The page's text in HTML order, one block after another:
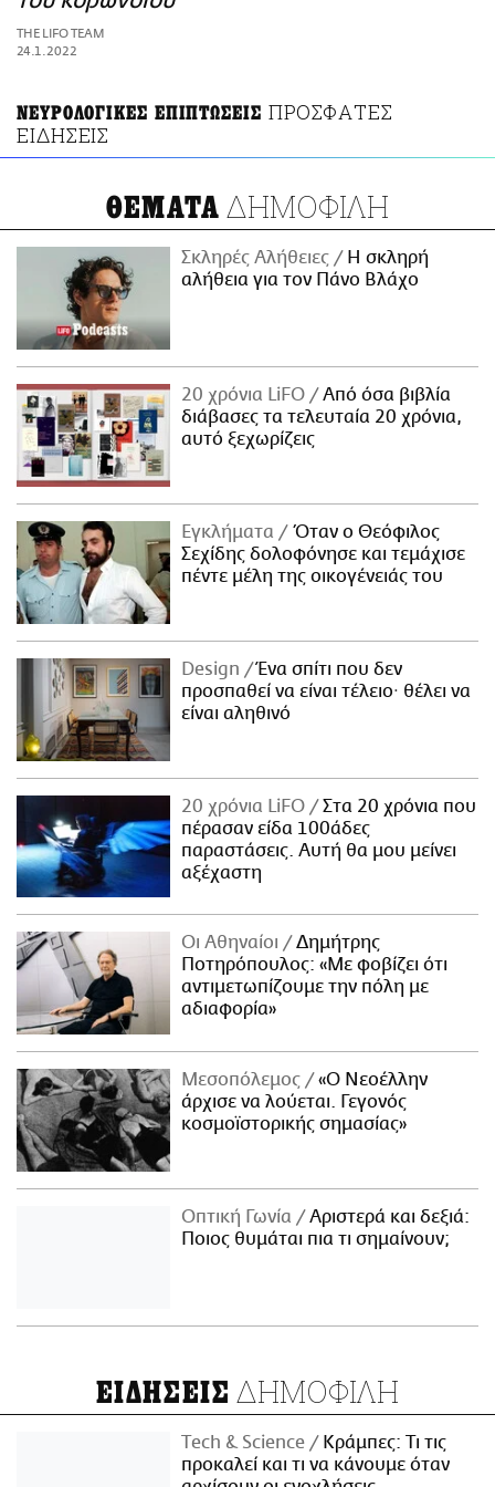
ΑΜΠΑ
PRINT
THE LIFO TEAM
24.1.2022
ΝΕΥΡΟΛΟΓΙΚΕΣ ΕΠΙΠΤΩΣΕΙΣ ΠΡΟΣΦΑΤΕΣ
ΕΙΔΗΣΕΙΣ
ΘΕΜΑΤΑ ΔΗΜΟΦΙΛΗ
Σκληρές Αλήθειες
H σκληρή
αλήθεια για τον Πάνο Βλάχο
20 χρόνια LiFO
Από όσα βιβλία
διάβασες τα τελευταία 20 χρόνια,
αυτό ξεχωρίζεις
Εγκλήματα
Όταν ο Θεόφιλος
Σεχίδης δολοφόνησε και τεμάχισε
πέντε μέλη της οικογένειάς του
Design
Ένα σπίτι που δεν
προσπαθεί να είναι τέλειο· θέλει να
είναι αληθινό
20 χρόνια LiFO
Στα 20 χρόνια που
πέρασαν είδα 100άδες
παραστάσεις. Αυτή θα μου μείνει
αξέχαστη
Οι Αθηναίοι
Δημήτρης
Ποτηρόπουλος: «Με φοβίζει ότι
αντιμετωπίζουμε την πόλη με
αδιαφορία»
Μεσοπόλεμος
«Ο Νεοέλλην
άρχισε να λούεται. Γεγονός
κοσμοϊστορικής σημασίας»
Οπτική Γωνία
Αριστερά και δεξιά:
Ποιος θυμάται πια τι σημαίνουν;
ΕΙΔΗΣΕΙΣ ΔΗΜΟΦΙΛΗ
Τech & Science
Κράμπες: Τι τις
προκαλεί και τι να κάνουμε όταν